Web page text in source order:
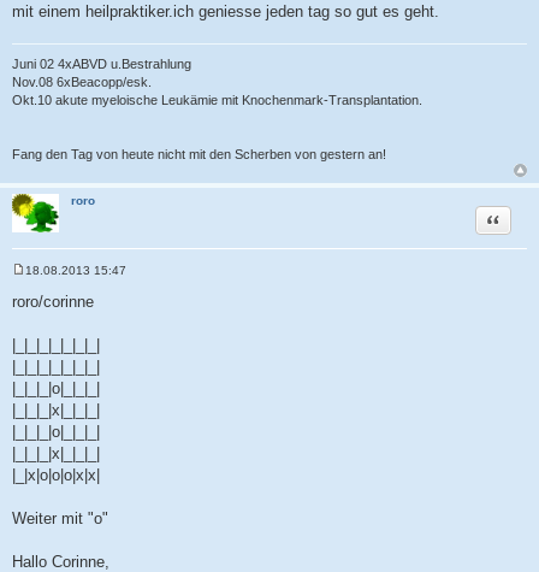
mit einem heilpraktiker.ich geniesse jeden tag so gut es geht.
Juni 02 4xABVD u.Bestrahlung
Nov.08 6xBeacopp/esk.
Okt.10 akute myeloische Leukämie mit Knochenmark-Transplantation.
Fang den Tag von heute nicht mit den Scherben von gestern an!
roro
Zitat
i
r
a
18.08.2013 15:47
roro/corinne
|_|_|_|_|_|_|_|
|_|_|_|_|_|_|_|
|_|_|_|o|_|_|_|
|_|_|_|x|_|_|_|
|_|_|_|o|_|_|_|
|_|_|_|x|_|_|_|
|_|x|o|o|o|x|x|
Weiter mit "o"
Hallo Corinne,